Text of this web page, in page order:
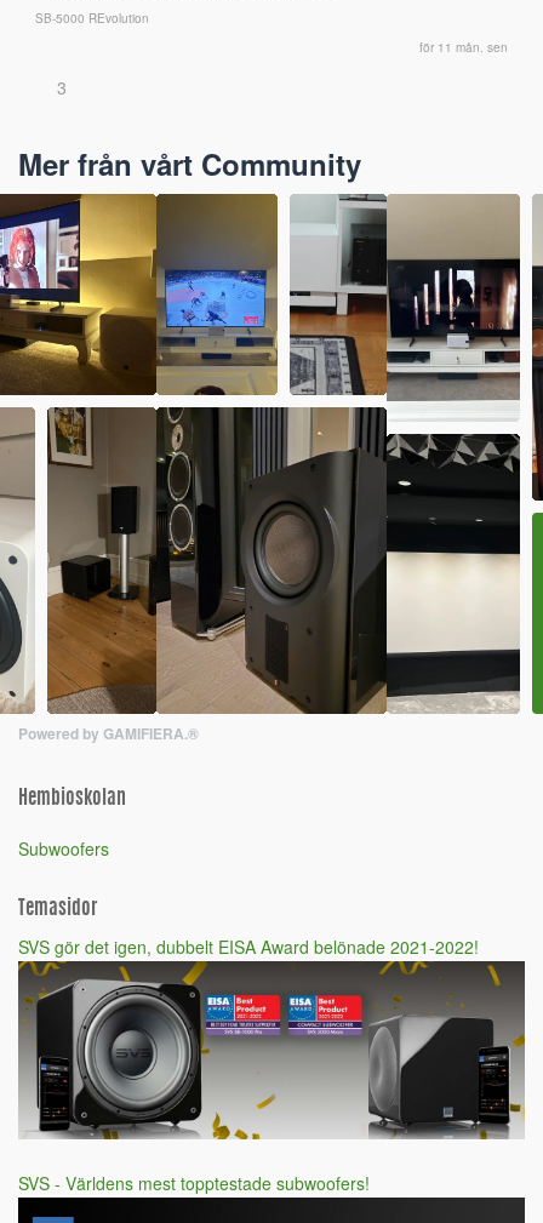
SB-5000 REvolution
för 11 mån. sen
3
Mer från vårt Community
Powered by GAMIFIERA.®
Hembioskolan
Subwoofers
Temasidor
SVS gör det igen, dubbelt EISA Award belönade 2021-2022!
SVS - Världens mest topptestade subwoofers!